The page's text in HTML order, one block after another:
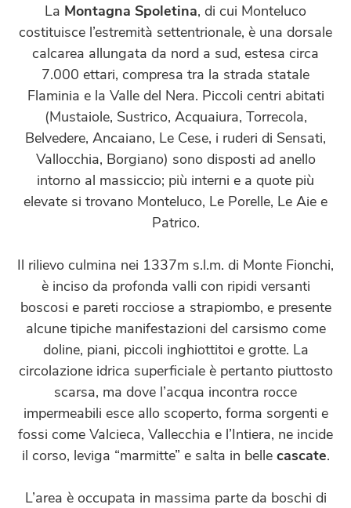
La Montagna Spoletina, di cui Monteluco
costituisce l’estremità settentrionale, è una dorsale
calcarea allungata da nord a sud, estesa circa
7.000 ettari, compresa tra la strada statale
Flaminia e la Valle del Nera. Piccoli centri abitati
(Mustaiole, Sustrico, Acquaiura, Torrecola,
Belvedere, Ancaiano, Le Cese, i ruderi di Sensati,
Vallocchia, Borgiano) sono disposti ad anello
intorno al massiccio; più interni e a quote più
elevate si trovano Monteluco, Le Porelle, Le Aie e
Patrico.
Il rilievo culmina nei 1337m s.l.m. di Monte Fionchi,
è inciso da profonda valli con ripidi versanti
boscosi e pareti rocciose a strapiombo, e presente
alcune tipiche manifestazioni del carsismo come
doline, piani, piccoli inghiottitoi e grotte. La
circolazione idrica superficiale è pertanto piuttosto
scarsa, ma dove l’acqua incontra rocce
impermeabili esce allo scoperto, forma sorgenti e
fossi come Valcieca, Vallecchia e l’Intiera, ne incide
il corso, leviga “marmitte” e salta in belle cascate.
L’area è occupata in massima parte da boschi di